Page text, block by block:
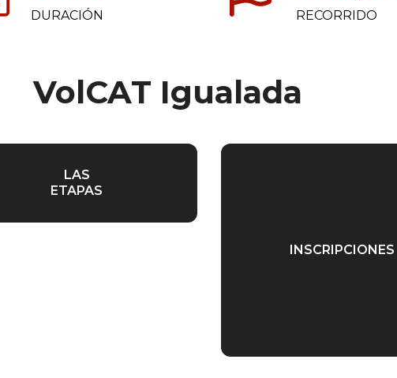
DURACIÓN RECORRIDO
VolCAT Igualada
LAS
ETAPAS
INSCRIPCIONES